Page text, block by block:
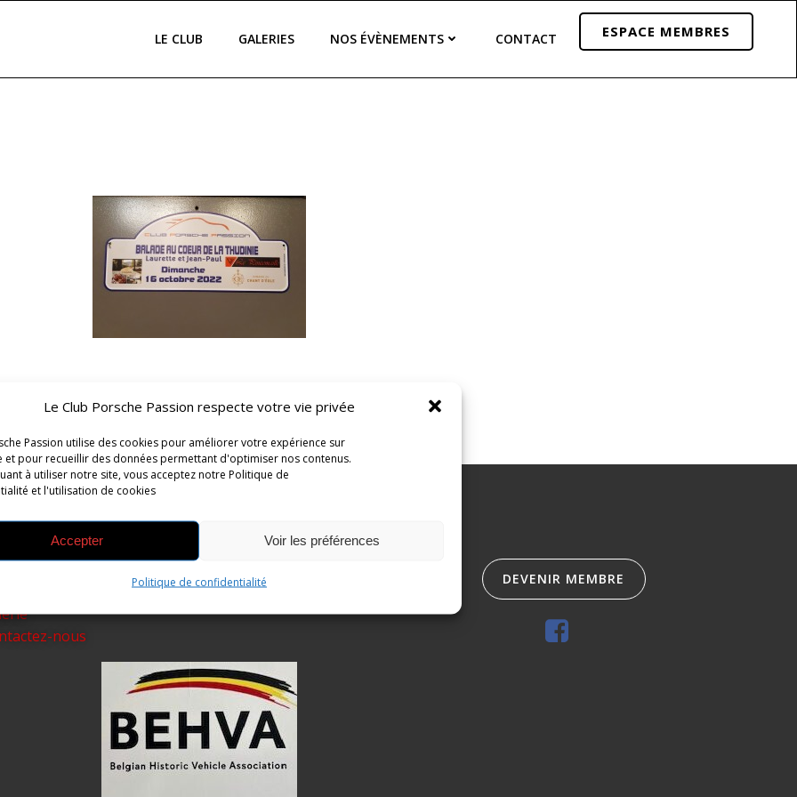
Le Club Porsche Passion respecte votre vie privée
Passion utilise des cookies pour améliorer votre expérience sur
et pour recueillir des données permettant d'optimiser nos contenus.
à utiliser notre site, vous acceptez notre Politique de
et l'utilisation de cookies
Accepter Voir les préférences
Politique de confidentialité
LE CLUB GALERIES NOS ÉVÈNEMENTS CONTACT ESPACE MEMBRES
nous
Mentions légales
DEVENIR MEMBRE